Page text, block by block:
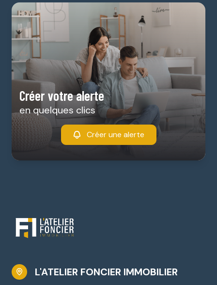
Créer votre alerte
en quelques clics
Créer une alerte
L'ATELIER FONCIER IMMOBILIER